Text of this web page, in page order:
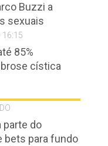
Buzzi a
sexuais
16:15
85%
cística
parte do
bets para fundo